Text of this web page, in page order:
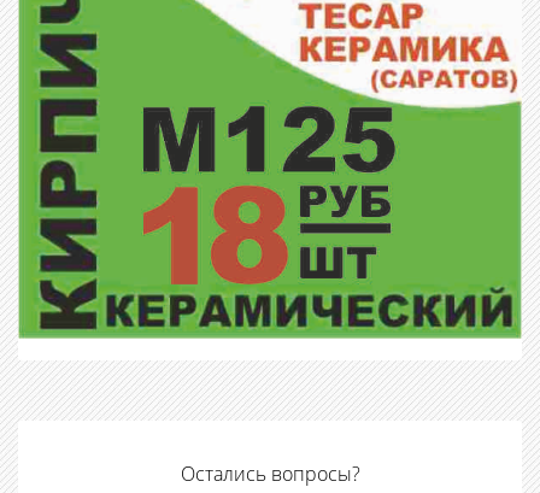
Остались вопросы?